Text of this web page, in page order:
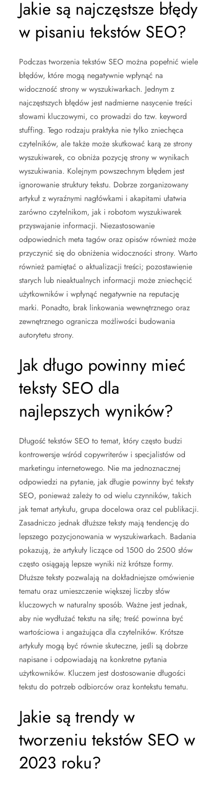
Jakie są najczęstsze błędy
w pisaniu tekstów SEO?
Podczas tworzenia tekstów SEO można popełnić wiele
błędów, które mogą negatywnie wpłynąć na
widoczność strony w wyszukiwarkach. Jednym z
najczęstszych błędów jest nadmierne nasycenie treści
słowami kluczowymi, co prowadzi do tzw. keyword
stuffing. Tego rodzaju praktyka nie tylko zniechęca
czytelników, ale także może skutkować karą ze strony
wyszukiwarek, co obniża pozycję strony w wynikach
wyszukiwania. Kolejnym powszechnym błędem jest
ignorowanie struktury tekstu. Dobrze zorganizowany
artykuł z wyraźnymi nagłówkami i akapitami ułatwia
zarówno czytelnikom, jak i robotom wyszukiwarek
przyswajanie informacji. Niezastosowanie
odpowiednich meta tagów oraz opisów również może
przyczynić się do obniżenia widoczności strony. Warto
również pamiętać o aktualizacji treści; pozostawienie
starych lub nieaktualnych informacji może zniechęcić
użytkowników i wpłynąć negatywnie na reputację
marki. Ponadto, brak linkowania wewnętrznego oraz
zewnętrznego ogranicza możliwości budowania
autorytetu strony.
Jak długo powinny mieć
teksty SEO dla
najlepszych wyników?
Długość tekstów SEO to temat, który często budzi
kontrowersje wśród copywriterów i specjalistów od
marketingu internetowego. Nie ma jednoznacznej
odpowiedzi na pytanie, jak długie powinny być teksty
SEO, ponieważ zależy to od wielu czynników, takich
jak temat artykułu, grupa docelowa oraz cel publikacji.
Zasadniczo jednak dłuższe teksty mają tendencję do
lepszego pozycjonowania w wyszukiwarkach. Badania
pokazują, że artykuły liczące od 1500 do 2500 słów
często osiągają lepsze wyniki niż krótsze formy.
Dłuższe teksty pozwalają na dokładniejsze omówienie
tematu oraz umieszczenie większej liczby słów
kluczowych w naturalny sposób. Ważne jest jednak,
aby nie wydłużać tekstu na siłę; treść powinna być
wartościowa i angażująca dla czytelników. Krótsze
artykuły mogą być równie skuteczne, jeśli są dobrze
napisane i odpowiadają na konkretne pytania
użytkowników. Kluczem jest dostosowanie długości
tekstu do potrzeb odbiorców oraz kontekstu tematu.
Jakie są trendy w
tworzeniu tekstów SEO w
2023 roku?